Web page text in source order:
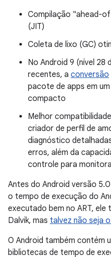
Compilação "ahead-
(JIT)
Coleta de lixo (GC)
No Android 9 (nível 28
recentes, a conversão
pacote de apps em
compacto
Melhor
criador de perfil de
diagnóstico
erros, além da
controle para
Antes do Android versão
o tempo de execução do
executado bem no ART,
Dalvik, mas talvez não seja
O Android também contém
bibliotecas de tempo de